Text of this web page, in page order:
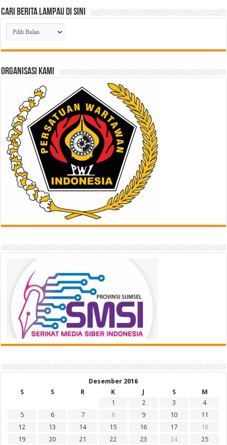
Cari Berita Lampau di Sini
Cari
Berita
Lampau
di
ORGANISASI KAMI
Desember 2016
S
S R K J S
M
1
2 3
4
5
6 7 8 9 10
11
12
13 14 15 16 17
18
19
20 21 22 23 24
25